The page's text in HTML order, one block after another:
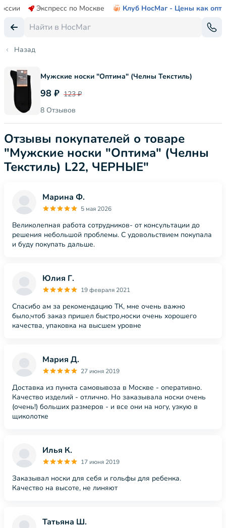
Экспресс по Москве Клуб НосМаг - Цены как опт
Назад
Мужские носки "Оптима" (Челны Текстиль)
98 ₽ 123 ₽
8 Отзывов
Отзывы покупателей о товаре
"Мужские носки "Оптима" (Челны
Текстиль) L22, ЧЕРНЫЕ"
Марина Ф.
5 мая 2026
Великолепная работа сотрудников- от консультации до
решения небольшой проблемы. С удовольствием покупала
и буду покупать дальше.
Юлия Г.
19 февраля 2021
Спасибо ам за рекомендацию ТК, мне очень важно
было,чтоб заказ пришел быстро,носки очень хорошего
качества, упаковка на высшем уровне
Мария Д.
27 июня 2019
Доставка из пункта самовывоза в Москве - оперативно.
Качество изделий - отлично. Но заказывала носки очень
(очень!) больших размеров - и все они на ногу, узкую в
щиколотке
Илья К.
17 июня 2019
Заказывал носки для себя и гольфы для ребенка.
Качество на высоте, не линяют
Татьяна Ш.